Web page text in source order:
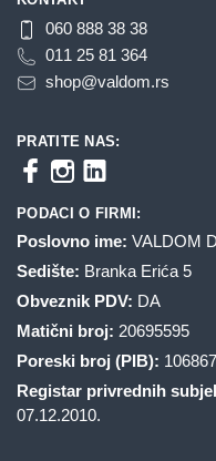
060 888 38 38
011 25 81 364
shop@valdom.rs
PRATITE NAS:
PODACI O FIRMI:
Poslovno ime: VALDOM
Sedište: Branka Erića 5
Obveznik PDV: DA
Matični broj: 20695595
Poreski broj (PIB):
Registar privrednih
07.12.2010.